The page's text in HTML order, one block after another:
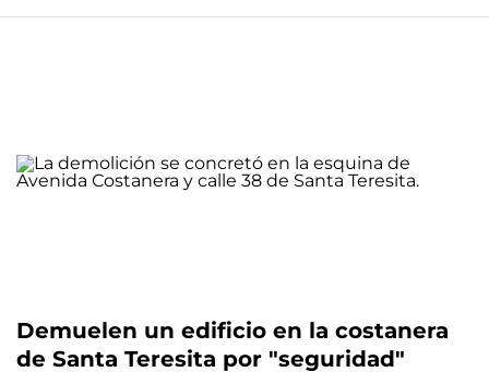
Demuelen un edificio en la costanera
de Santa Teresita por "seguridad"